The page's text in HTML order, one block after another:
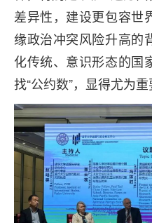
差异性，建设更包容世
缘政治冲突风险升高的
化传统、意识形态的国
找“公约数”，显得尤为重